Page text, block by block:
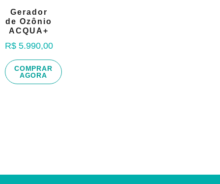
Gerador
de Ozônio
ACQUA+
R$ 5.990,00
COMPRAR
AGORA